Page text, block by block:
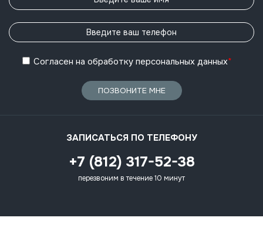
Согласен на обработку персональных данных*
ПОЗВОНИТЕ МНЕ
ЗАПИСАТЬСЯ ПО ТЕЛЕФОНУ
+7 (812) 317-52-38
перезвоним в течение 10 минут